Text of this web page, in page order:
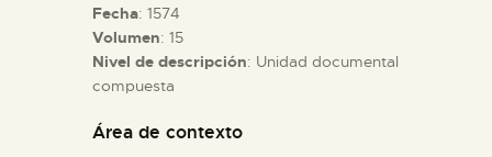
COLECCIONES
Fecha: 1574
Volumen: 15
Nivel de descripción: Unidad documental
compuesta
Área de contexto